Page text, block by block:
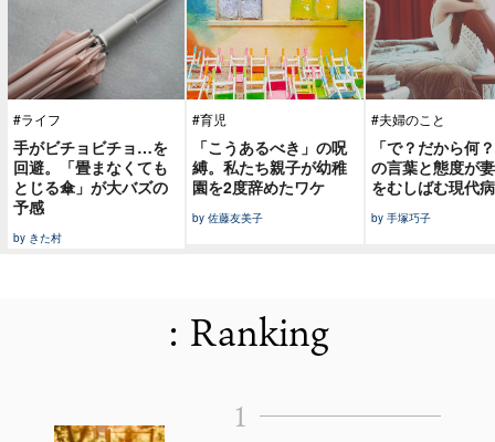
#ライフ
手がビチョビチョ…を
回避。「畳まなくても
とじる傘」が大バズの
予感
by きた村
#育児
「こうあるべき」の呪
縛。私たち親子が幼稚
園を2度辞めたワケ
by 佐藤友美子
#夫婦のこと
「で？だから何
の言葉と態度が
をむしばむ現代病
by 手塚巧子
: Ranking
1